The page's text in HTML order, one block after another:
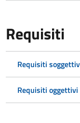
Requisiti
Requisiti
Requisiti oggettivi